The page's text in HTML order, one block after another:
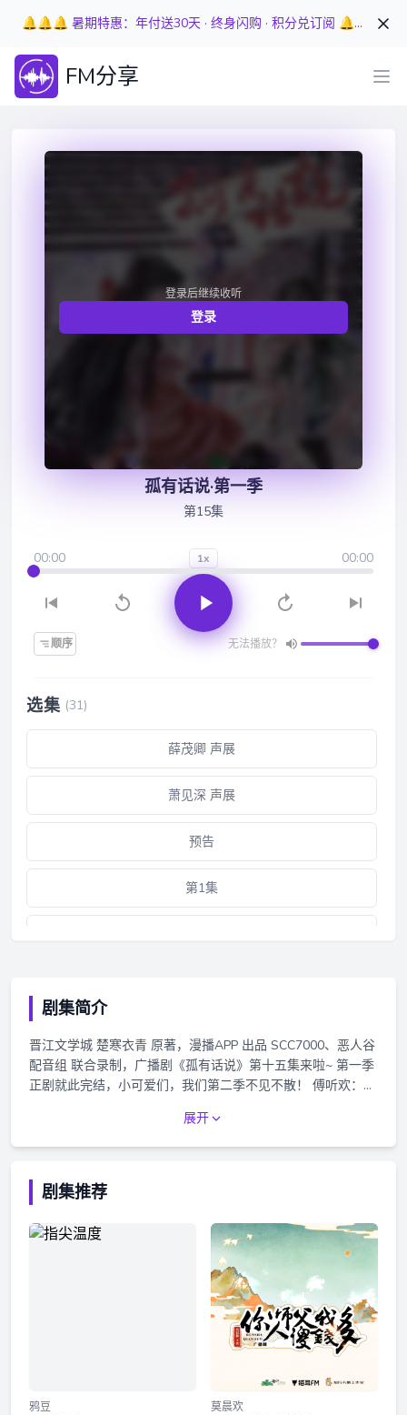
🔔🔔🔔 暑期特惠：年付送30天 · 终身闪购 · 积分兑订阅 🔔🔔🔔
FM分享
登录后继续收听
登录
孤有话说·第一季
第15集
00:00 1x 00:00
顺序 无法播放？
选集 (31)
薛茂卿 声展
萧见深 声展
预告
第1集
第5集
第6集
第9集
第10集
第12集
剧集简介
晋江文学城 楚寒衣青 原著，漫播APP 出品 SCC7000、恶人谷
配音组 联合录制，广播剧《孤有话说》第十五集来啦~ 第一季
正剧就此完结，小可爱们，我们第二季不见不散！ 傅听欢：当
深：当初你接近我另有所图，我当然要防着你 傅听欢：撒谎！
你是有贼心没贼胆！ =配音组= 萧见深：胡良伟@故意不上钩
啊 萧旻：魅影之声@魅影之聲大胖胖瘦改 骆皇后：张艾@张
艾与声俱来 皇帝：大象@我本抽象 万公公：蔡壮壮
@Strongone壮 骆守宁：陈冠豪@CV陈冠豪 严沉潜：李望松
@摩羯-阿松松松松 梁泉流：音匣老鬼@关帅729 薛情：张喆
@南喆美槑 少年傅听欢：蔡娜@舒小耗纸_是纸不是子 参与配
音：魏一凡、荣雪峰、拾酒、水蓝、影月倾羽、朔小兔、张雨
濛、刘一鸣、张加麒、蔡杰、杨佳妮、李雪娇、墨潇雨 =制作
组= 制作团队：SCC7000、恶人谷配音组 统筹：绿意@绿意不
配音导演：梁晓强@一坨精致的居居强、落子成玉@落子成玉
剧本后期监审：瑚琏 录音师：龚浩伟 foley：韩旭，小伟 后
展开
剧集推荐
鸦豆 莫晨欢